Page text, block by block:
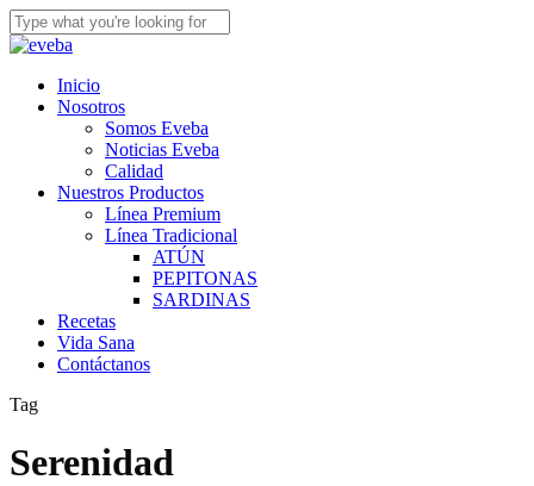
Skip
to
content
Close
Menu
Inicio
Nosotros
Somos Eveba
Noticias Eveba
Calidad
Nuestros Productos
Línea Premium
Línea Tradicional
ATÚN
PEPITONAS
SARDINAS
Recetas
Vida Sana
Contáctanos
Tag
Serenidad